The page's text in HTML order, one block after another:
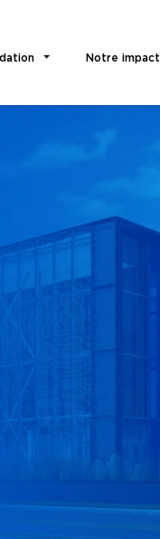
Notre impact